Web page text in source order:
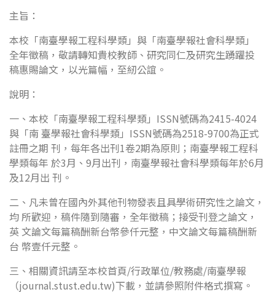
主旨：
本校「南臺學報工程科學類」與「南臺學報社會科學類」
全年徵稿，敬請轉知貴校教師、研究同仁及研究生踴躍投
稿惠賜論文，以光篇幅，至紉公誼。
說明：
一、本校「南臺學報工程科學類」ISSN號碼為2415-4024
與「南 臺學報社會科學類」ISSN號碼為2518-9700為正式
註冊之期 刊，每年各出刊1卷2期為原則；南臺學報工程科
學類每年 於3月、9月出刊，南臺學報社會科學類每年於6月
及12月出 刊。
二、凡未曾在國內外其他刊物發表且具學術研究性之論文，
均 所歡迎，稿件隨到隨審，全年徵稿；接受刊登之論文，
英 文論文每篇稿酬新台幣參仟元整，中文論文每篇稿酬新
台 幣壹仟元整。
三、相關資訊請至本校首頁/行政單位/教務處/南臺學報
（journal.stust.edu.tw)下載，並請參照附件格式撰寫。